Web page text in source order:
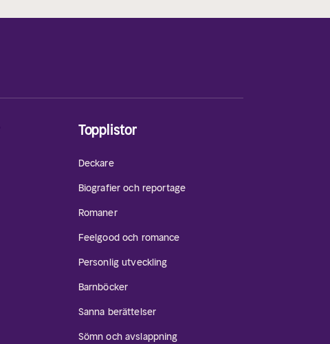
Topplistor
Deckare
Biografier och reportage
Romaner
Feelgood och romance
Personlig utveckling
Barnböcker
Sanna berättelser
Sömn och avslappning